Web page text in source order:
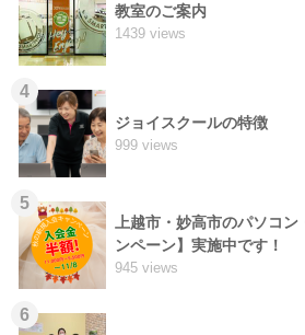
教室のご案内
1439 views
4
ジョイスクールの特徴
999 views
5
上越市・妙高市のパソコ
ンペーン】実施中です！
945 views
6